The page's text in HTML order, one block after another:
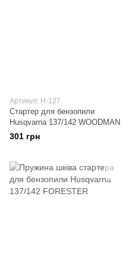
Артикул: H-127
Стартер для бензопили
Husqvarna 137/142 WOODMAN
301 грн